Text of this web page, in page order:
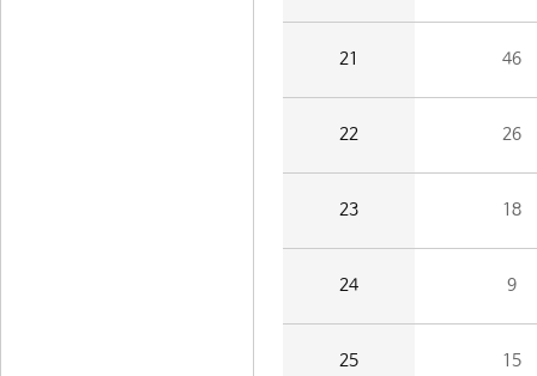
21 46
22 26
23 18
24 9
25 15